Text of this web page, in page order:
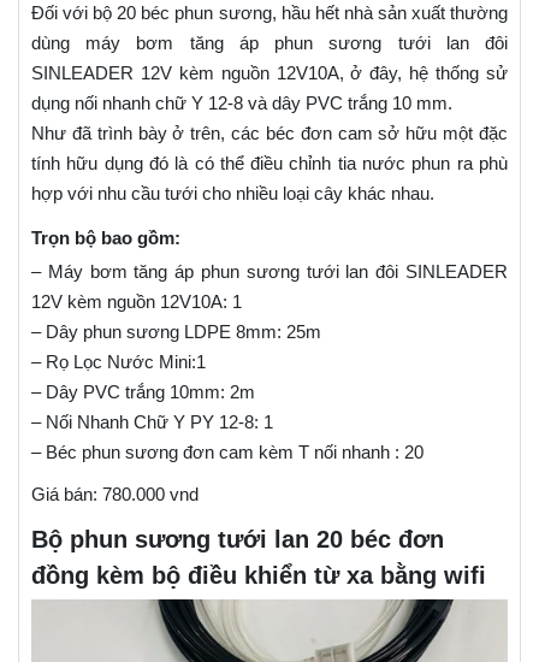
Đối với bộ 20 béc phun sương, hầu hết nhà sản xuất thường
dùng máy bơm tăng áp phun sương tưới lan đôi
SINLEADER 12V kèm nguồn 12V10A, ở đây, hệ thống sử
dụng nối nhanh chữ Y 12-8 và dây PVC trắng 10 mm.
Như đã trình bày ở trên, các béc đơn cam sở hữu một đặc
tính hữu dụng đó là có thể điều chỉnh tia nước phun ra phù
hợp với nhu cầu tưới cho nhiều loại cây khác nhau.
Trọn bộ bao gồm:
– Máy bơm tăng áp phun sương tưới lan đôi SINLEADER
12V kèm nguồn 12V10A: 1
– Dây phun sương LDPE 8mm: 25m
– Rọ Lọc Nước Mini:1
– Dây PVC trắng 10mm: 2m
– Nối Nhanh Chữ Y PY 12-8: 1
– Béc phun sương đơn cam kèm T nối nhanh : 20
Giá bán: 780.000 vnd
Bộ phun sương tưới lan 20 béc đơn
đồng kèm bộ điều khiển từ xa bằng wifi